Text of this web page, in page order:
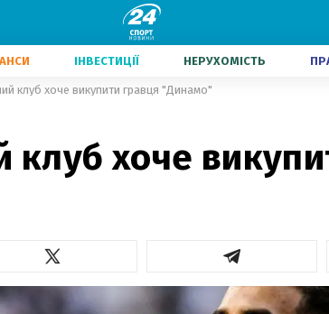
ІНВЕСТИЦІЇ НЕРУХОМІСТЬ
клуб хоче викупити гравця "Динамо"
клуб хоче